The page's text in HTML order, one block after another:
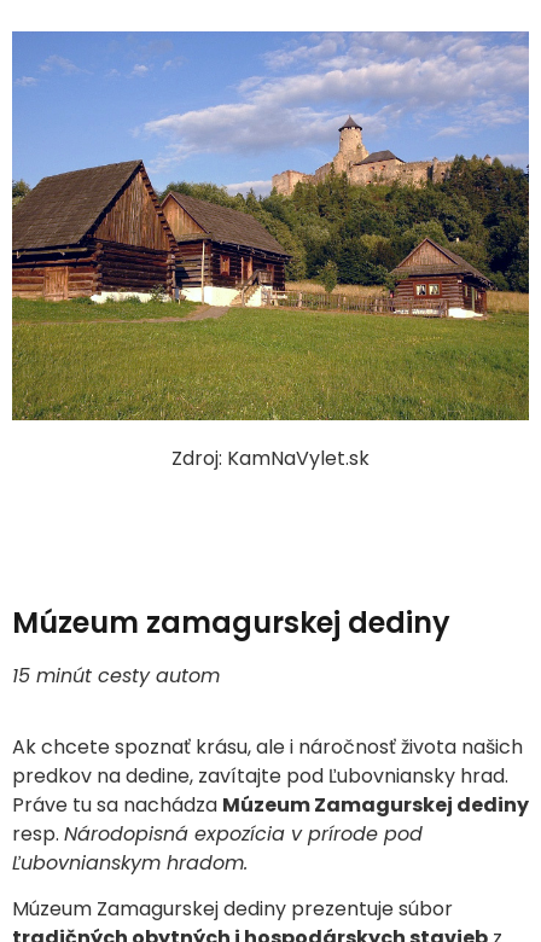
Zdroj: KamNaVylet.sk
Múzeum zamagurskej dediny
15 minút cesty autom
Ak chcete spoznať krásu, ale i náročnosť života našich
predkov na dedine, zavítajte pod Ľubovniansky hrad.
Práve tu sa nachádza Múzeum Zamagurskej dediny
resp. Národopisná expozícia v prírode pod
Ľubovnianskym hradom.
Múzeum Zamagurskej dediny prezentuje súbor